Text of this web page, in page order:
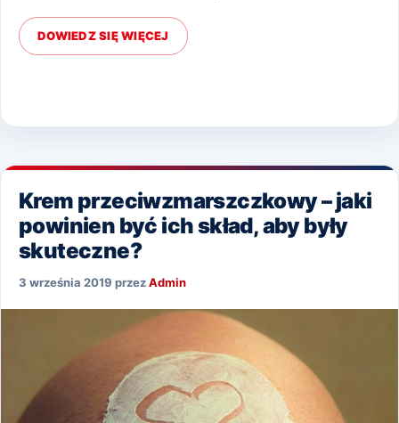
DOWIEDZ SIĘ WIĘCEJ
Krem przeciwzmarszczkowy – jaki
powinien być ich skład, aby były
skuteczne?
3 września 2019 przezAdmin